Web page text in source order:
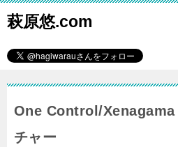
萩原悠.com
One Control/
チャー